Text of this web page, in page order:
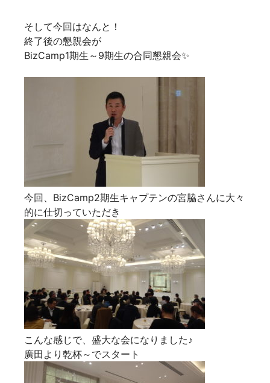
そして今回はなんと！
終了後の懇親会が
BizCamp1期生～9期生の合同懇親会✨
今回、BizCamp2期生キャプテンの宮脇さんに大々
的に仕切っていただき
こんな感じで、盛大な会になりました♪
廣田より乾杯～でスタート